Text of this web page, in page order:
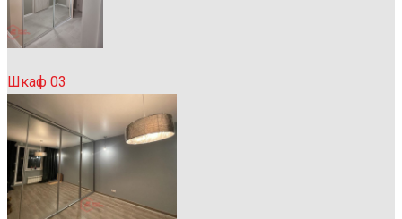
Шкаф 03